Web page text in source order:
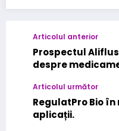
Articolul anterior
Prospectul
despre
Articolul următor
RegulatPro Bio
aplicații.